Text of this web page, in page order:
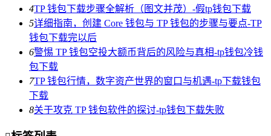
4TP 钱包下载步骤全解析（图文并茂）-假tp钱包下载
5详细指南，创建 Core 钱包与 TP 钱包的步骤与要点-TP
钱包下载完以后
6警惕 TP 钱包空投大额币背后的风险与真相-tp钱包冷钱
包下载
7TP 钱包行情，数字资产世界的窗口与机遇-tp下载钱包
下载
8关于攻克 TP 钱包软件的探讨-tp钱包下载失败